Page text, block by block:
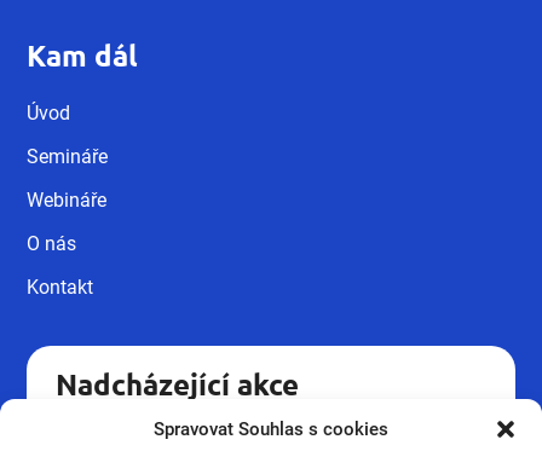
Spravovat Souhlas s cookies
Kam dál
Úvod
Semináře
Webináře
O nás
Kontakt
Nadcházející akce
Kvalifikační kurz pro pracovníky v